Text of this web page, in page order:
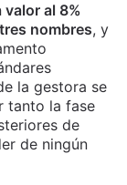
valor al 8%
nombres, y
la gestora se
tanto la fase
de
de ningún